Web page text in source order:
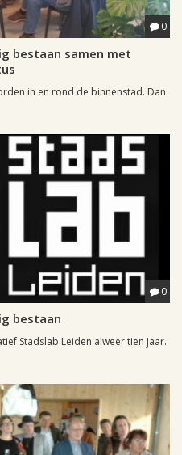
0
bestaan samen met
in en rond de binnenstad. Dan
0
bestaan
Stadslab Leiden alweer tien jaar.